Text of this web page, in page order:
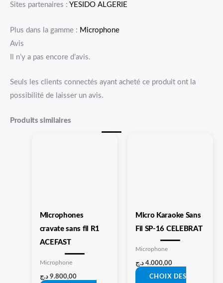
Sites partenaires : YESIDO ALGERIE
Plus dans la gamme : Microphone
Avis
Il n’y a pas encore d’avis.
Seuls les clients connectés ayant acheté ce produit ont la
possibilité de laisser un avis.
Produits similaires
Microphones
cravate sans fil R1
ACEFAST
Microphone
9.800,00 د.ج
Micro Karaoke Sans
Fil SP-16 CELEBRAT
Microphone
4.000,00 د.ج
CHOIX DES
options
peuvent
sur